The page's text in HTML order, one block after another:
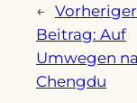
← Vorheriger
Beitrag: Auf
Umwegen
Chengdu